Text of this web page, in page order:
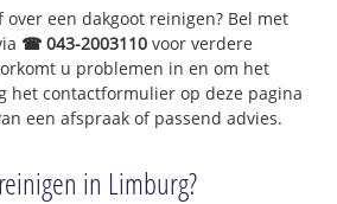
over een dakgoot reinigen? Bel met
☎ 043-2003110 voor verdere
u problemen in en om het
het contactformulier op deze pagina
een afspraak of passend advies.
in Limburg?